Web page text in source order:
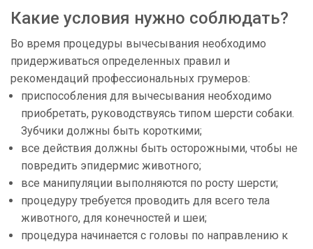
Какие условия нужно соблюдать?
Во время процедуры вычесывания необходимо
придерживаться определенных правил и
рекомендаций профессиональных грумеров:
приспособления для вычесывания необходимо
приобретать, руководствуясь типом шерсти собаки.
Зубчики должны быть короткими;
все действия должны быть осторожными, чтобы не
повредить эпидермис животного;
все манипуляции выполняются по росту шерсти;
процедуру требуется проводить для всего тела
животного, для конечностей и шеи;
процедура начинается с головы по направлению к